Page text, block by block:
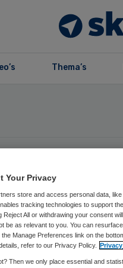
Thema’s
en
Your Privacy
store and access personal data,
tracking technologies to support
Reject All or withdrawing your consent
be as relevant to you. You can
Manage Preferences link on the
refer to our Privacy Policy.
Then we only place essential and